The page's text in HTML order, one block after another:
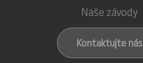
Naše závody
Kontaktujte nás